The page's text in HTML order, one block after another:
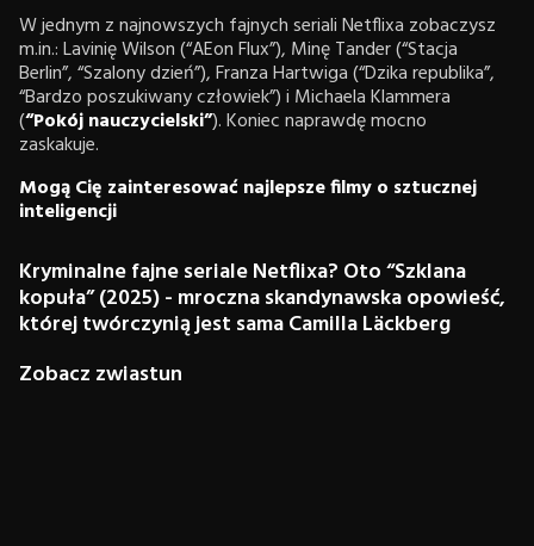
W jednym z najnowszych fajnych seriali Netflixa zobaczysz
m.in.: Lavinię Wilson (“AEon Flux”), Minę Tander (“Stacja
Berlin”, “Szalony dzień”), Franza Hartwiga (“Dzika republika”,
“Bardzo poszukiwany człowiek”) i Michaela Klammera
(“Pokój nauczycielski”). Koniec naprawdę mocno
zaskakuje.
Mogą Cię zainteresować najlepsze filmy o sztucznej
inteligencji
Kryminalne fajne seriale Netflixa? Oto “Szklana
kopuła” (2025) - mroczna skandynawska opowieść,
której twórczynią jest sama Camilla Läckberg
Zobacz zwiastun